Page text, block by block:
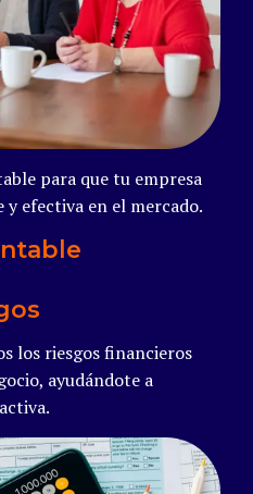
para que tu empresa
efectiva en el mercado.
los riesgos financieros
ayudándote a